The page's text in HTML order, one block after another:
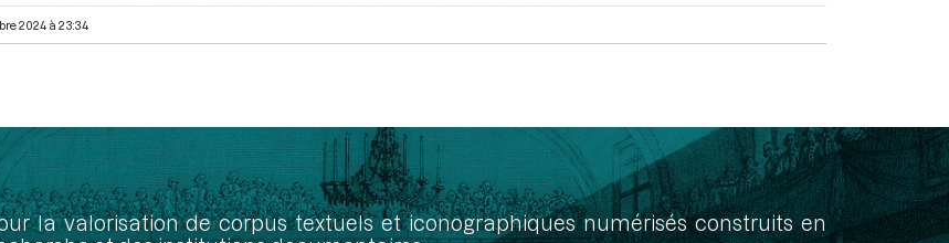
2024 à 23:34
la valorisation de corpus textuels et iconographiques numérisés construits en